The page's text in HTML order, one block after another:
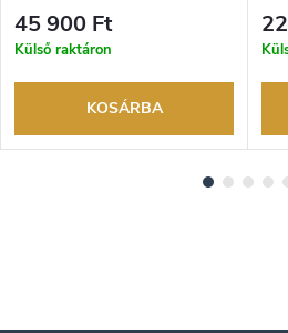
visszaküldési lehetőség. Hivatalos
márkakereskedő.
45 900 Ft
Külső raktáron
KOSÁRBA